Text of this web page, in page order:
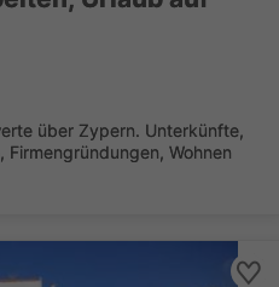
über Zypern. Unterkünfte,
Wohnen